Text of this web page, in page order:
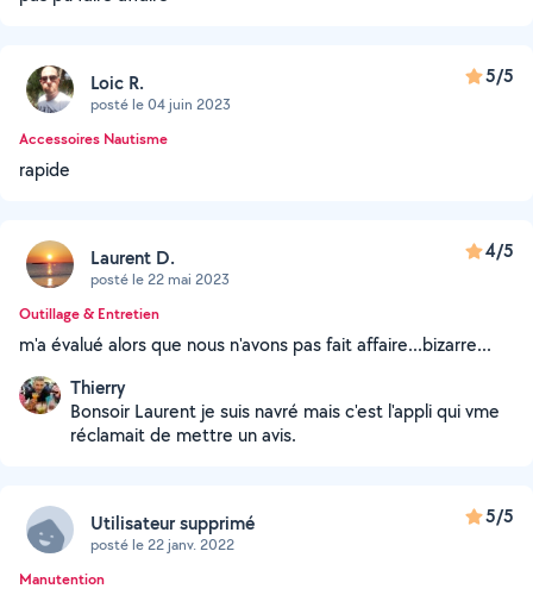
Loic R.
posté le 04 juin 2023
5/5
Accessoires Nautisme
rapide
Laurent D.
posté le 22 mai 2023
4/5
Outillage & Entretien
m'a évalué alors que nous n'avons pas fait affaire...bizarre...
Thierry
Bonsoir Laurent je suis navré mais c'est l'appli qui vme
réclamait de mettre un avis.
Utilisateur supprimé
posté le 22 janv. 2022
5/5
Manutention